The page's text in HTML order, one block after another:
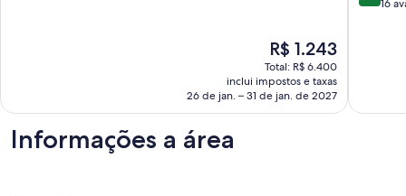
O
preço
é
de
R$ 1.243
R$ 1.243
Total: R$ 6.400
inclui impostos e taxas
26 de jan. – 31 de jan. de 2027
de 16
Informações a área